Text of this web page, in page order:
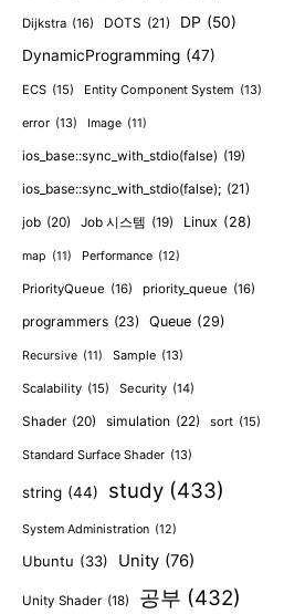
Dijkstra (16) DOTS (21) DP (50)
DynamicProgramming (47)
ECS (15) Entity Component System (13)
error (13) Image (11)
ios_base::sync_with_stdio(false) (19)
ios_base::sync_with_stdio(false); (21)
job (20) Job 시스템 (19) Linux (28)
map (11) Performance (12)
PriorityQueue (16) priority_queue (16)
programmers (23) Queue (29)
Recursive (11) Sample (13)
Scalability (15) Security (14)
Shader (20) simulation (22) sort (15)
Standard Surface Shader (13)
string (44) study (433)
System Administration (12)
Ubuntu (33) Unity (76)
Unity Shader (18) 공부 (432)